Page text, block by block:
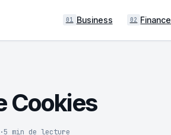
01 Business 02 Finance
Cookies
·5 min de lecture